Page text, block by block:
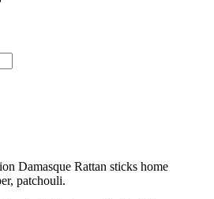
Damasque Rattan sticks home
patchouli.